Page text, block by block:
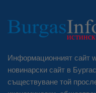
Информационният сайт
новинарски сайт в
съществуване той